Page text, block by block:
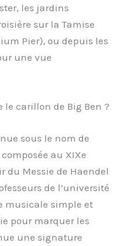
les jardins
sur la Tamise
Pier), ou depuis les
une vue
le carillon de Big Ben ?
sous le nom de
au XIXe
du Messie de Haendel
de l’université
musicale simple et
pour marquer les
une signature